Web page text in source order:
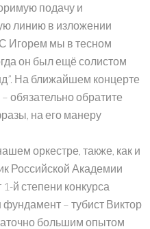
подачу и
линию в изложении
Игорем мы в тесном
он был ещё солистом
На ближайшем концерте
обязательно обратите
на его манеру
оркестре, также, как и
Российской Академии
й степени конкурса
– тубист Виктор
большим опытом